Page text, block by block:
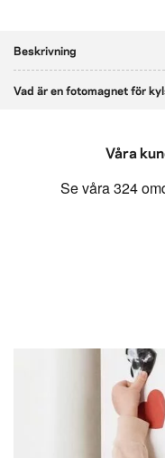
Beskrivning
Vad är en fotomagnet för
Våra